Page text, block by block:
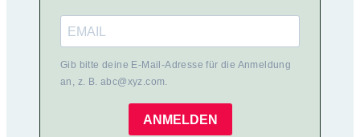
Gib bitte deine E-Mail-Adresse für die Anmeldung
an, z. B. abc@xyz.com.
ANMELDEN